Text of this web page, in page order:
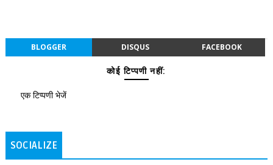
BLOGGER DISQUS FACEBOOK
कोई टिप्पणी नहीं:
एक टिप्पणी भेजें
SOCIALIZE